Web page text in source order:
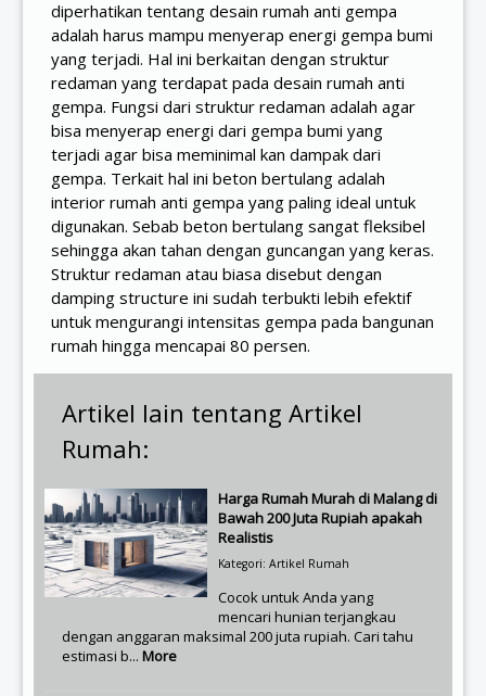
diperhatikan tentang desain rumah anti gempa
adalah harus mampu menyerap energi gempa bumi
yang terjadi. Hal ini berkaitan dengan struktur
redaman yang terdapat pada desain rumah anti
gempa. Fungsi dari struktur redaman adalah agar
bisa menyerap energi dari gempa bumi yang
terjadi agar bisa meminimal kan dampak dari
gempa. Terkait hal ini beton bertulang adalah
interior rumah anti gempa yang paling ideal untuk
digunakan. Sebab beton bertulang sangat fleksibel
sehingga akan tahan dengan guncangan yang keras.
Struktur redaman atau biasa disebut dengan
damping structure ini sudah terbukti lebih efektif
untuk mengurangi intensitas gempa pada bangunan
rumah hingga mencapai 80 persen.
Artikel lain tentang Artikel
Rumah:
Harga Rumah Murah di Malang di
Bawah 200 Juta Rupiah apakah
Realistis
Kategori: Artikel Rumah
Cocok untuk Anda yang
mencari hunian terjangkau
dengan anggaran maksimal 200 juta rupiah. Cari tahu
estimasi b... More